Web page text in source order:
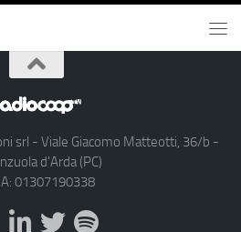
srl - Viale Giacomo Matteotti, 36/b -
d'Arda (PC)
01307190338